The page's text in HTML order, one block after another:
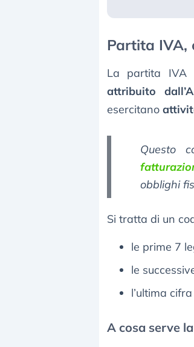
Partita IVA,
La partita IVA
attribuito
esercitano
Questo
obblighi
Si tratta di un
le prime 7
le
l’ultima
A cosa serve